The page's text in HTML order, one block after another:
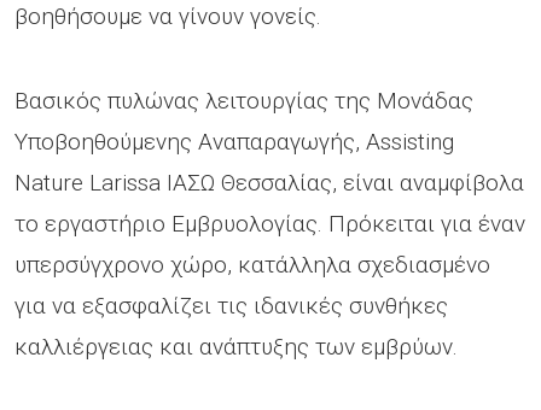
βοηθήσουμε να γίνουν γονείς.
Βασικός πυλώνας λειτουργίας της Μονάδας
Υποβοηθούμενης Αναπαραγωγής, Assisting
Nature Larissa ΙΑΣΩ Θεσσαλίας, είναι αναμφίβολα
το εργαστήριο Εμβρυολογίας. Πρόκειται για έναν
υπερσύγχρονο χώρο, κατάλληλα σχεδιασμένο
για να εξασφαλίζει τις ιδανικές συνθήκες
καλλιέργειας και ανάπτυξης των εμβρύων.